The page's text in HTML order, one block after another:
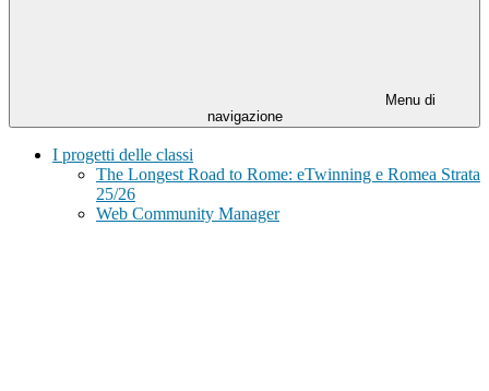
Menu di
navigazione
I progetti delle classi
The Longest Road to Rome: eTwinning e Romea Strata
25/26
Web Community Manager